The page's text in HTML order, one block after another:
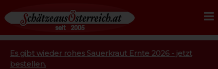
Es gibt wieder rohes Sauerkraut Ernte 2026 - jetzt
bestellen.